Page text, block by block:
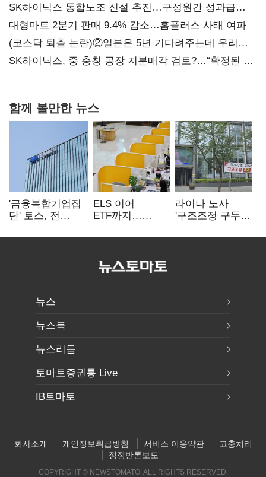
SK하이닉스 통합노조 신설 추진…구성원간 성과급
불만 확산
대형마트 2분기 판매 9.4% 감소…홈플러스 사태 여파
(코스닥 퇴출 논란)②일본은 5년 기다려주는데 우리는
당장 퇴출?…시간만으론 부족한 코스닥 구하기
SK하이닉스, 중 충칭 공장 지분매각 검토?…“확정된 바
함께 볼만한 뉴스
'금융복합기업집
단' 토스, 전
표준화
ELS 이어
ETF까지…
제동 걸린 은행
라이나 노사
'구조조정 구두
뉴스
뉴스북
뉴스리듬
토마토증권통 Live
IB토마토
회사소개 개인정보취급방침 서비스 이용약관
고충처리
정정반론보도
COPYRIGHT © NEWSTOMATO. ALL RIGHTS RESERVED.